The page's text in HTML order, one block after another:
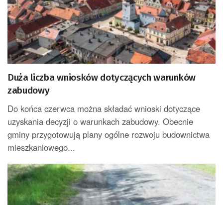
Duża liczba wniosków dotyczących warunków
zabudowy
Do końca czerwca można składać wnioski dotyczące
uzyskania decyzji o warunkach zabudowy. Obecnie
gminy przygotowują plany ogólne rozwoju budownictwa
mieszkaniowego...